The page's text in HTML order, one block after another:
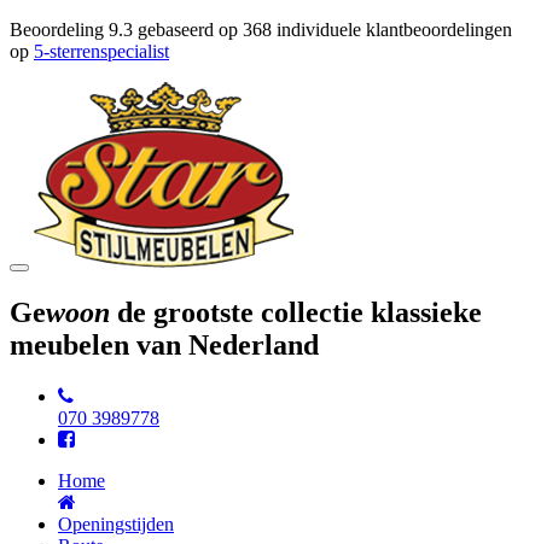
Beoordeling 9.3 gebaseerd op 368 individuele klantbeoordelingen
op 5-sterrenspecialist
Toggle
Gewoon de grootste collectie klassieke
meubelen van Nederland
070 3989778
Home
Openingstijden